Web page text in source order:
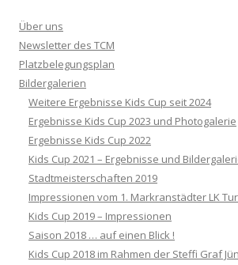
Über uns
Newsletter des TCM
Platzbelegungsplan
Bildergalerien
Weitere Ergebnisse Kids Cup seit 2024
Ergebnisse Kids Cup 2023 und Photogalerie
Ergebnisse Kids Cup 2022
Kids Cup 2021 – Ergebnisse und
Stadtmeisterschaften 2019
Impressionen vom 1. Markranstädter LK
Kids Cup 2019 – Impressionen
Saison 2018 … auf einen Blick !
Kids Cup 2018 im Rahmen der Steffi Graf